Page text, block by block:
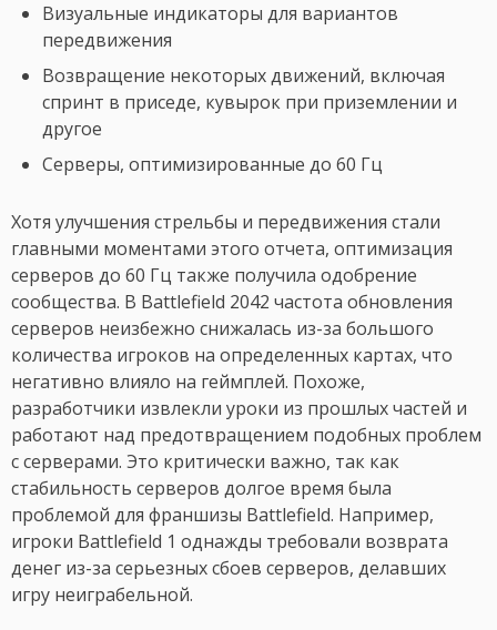
Визуальные индикаторы для вариантов
передвижения
Возвращение некоторых движений, включая
спринт в приседе, кувырок при приземлении и
другое
Серверы, оптимизированные до 60 Гц
Хотя улучшения стрельбы и передвижения стали
главными моментами этого отчета, оптимизация
серверов до 60 Гц также получила одобрение
сообщества. В Battlefield 2042 частота обновления
серверов неизбежно снижалась из-за большого
количества игроков на определенных картах, что
негативно влияло на геймплей. Похоже,
разработчики извлекли уроки из прошлых частей и
работают над предотвращением подобных проблем
с серверами. Это критически важно, так как
стабильность серверов долгое время была
проблемой для франшизы Battlefield. Например,
игроки Battlefield 1 однажды требовали возврата
денег из-за серьезных сбоев серверов, делавших
игру неиграбельной.